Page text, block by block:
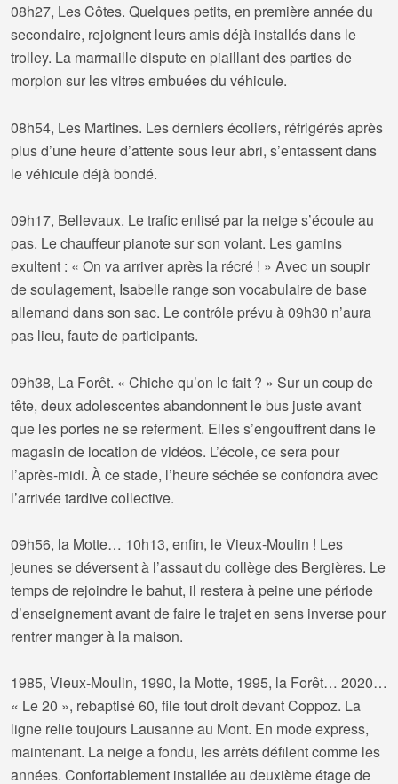
08h27, Les Côtes. Quelques petits, en première année du
secondaire, rejoignent leurs amis déjà installés dans le
trolley. La marmaille dispute en piaillant des parties de
morpion sur les vitres embuées du véhicule.
08h54, Les Martines. Les derniers écoliers, réfrigérés après
plus d’une heure d’attente sous leur abri, s’entassent dans
le véhicule déjà bondé.
09h17, Bellevaux. Le trafic enlisé par la neige s’écoule au
pas. Le chauffeur pianote sur son volant. Les gamins
exultent : « On va arriver après la récré ! » Avec un soupir
de soulagement, Isabelle range son vocabulaire de base
allemand dans son sac. Le contrôle prévu à 09h30 n’aura
pas lieu, faute de participants.
09h38, La Forêt. « Chiche qu’on le fait ? » Sur un coup de
tête, deux adolescentes abandonnent le bus juste avant
que les portes ne se referment. Elles s’engouffrent dans le
magasin de location de vidéos. L’école, ce sera pour
l’après-midi. À ce stade, l’heure séchée se confondra avec
l’arrivée tardive collective.
09h56, la Motte… 10h13, enfin, le Vieux-Moulin ! Les
jeunes se déversent à l’assaut du collège des Bergières. Le
temps de rejoindre le bahut, il restera à peine une période
d’enseignement avant de faire le trajet en sens inverse pour
rentrer manger à la maison.
1985, Vieux-Moulin, 1990, la Motte, 1995, la Forêt… 2020…
« Le 20 », rebaptisé 60, file tout droit devant Coppoz. La
ligne relie toujours Lausanne au Mont. En mode express,
maintenant. La neige a fondu, les arrêts défilent comme les
années. Confortablement installée au deuxième étage de